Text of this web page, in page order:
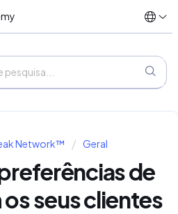
Network™ Geral
de
seus clientes